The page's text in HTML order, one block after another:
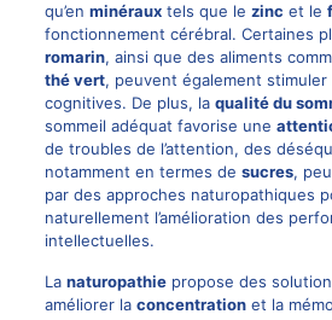
qu’en minérauxtels que le zinc et le
fonctionnement cérébral. Certaines
romarin, ainsi que des aliments
thé vert, peuvent également stimuler
cognitives. De plus, la qualité du
sommeil adéquat favorise une
de troubles de l’attention, des
notamment en termes de sucres,
par des approches naturopathiques
naturellement l’amélioration des
intellectuelles.
La naturopathiepropose des
améliorer la concentrationet la